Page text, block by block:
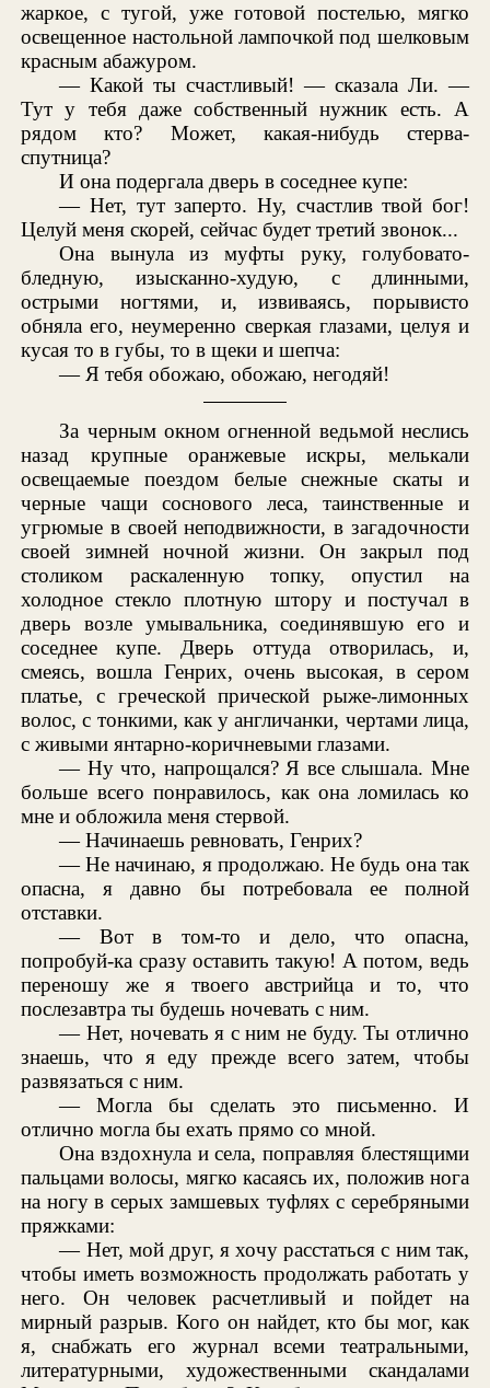
жаркое, с тугой, уже готовой постелью, мягко
освещенное настольной лампочкой под шелковым
красным абажуром.
— Какой ты счастливый! — сказала Ли. —
Тут у тебя даже собственный нужник есть. А
рядом кто? Может, какая-нибудь стерва-
спутница?
И она подергала дверь в соседнее купе:
— Нет, тут заперто. Ну, счастлив твой бог!
Целуй меня скорей, сейчас будет третий звонок...
Она вынула из муфты руку, голубовато-
бледную, изысканно-худую, с длинными,
острыми ногтями, и, извиваясь, порывисто
обняла его, неумеренно сверкая глазами, целуя и
кусая то в губы, то в щеки и шепча:
— Я тебя обожаю, обожаю, негодяй!
За черным окном огненной ведьмой неслись
назад крупные оранжевые искры, мелькали
освещаемые поездом белые снежные скаты и
черные чащи соснового леса, таинственные и
угрюмые в своей неподвижности, в загадочности
своей зимней ночной жизни. Он закрыл под
столиком раскаленную топку, опустил на
холодное стекло плотную штору и постучал в
дверь возле умывальника, соединявшую его и
соседнее купе. Дверь оттуда отворилась, и,
смеясь, вошла Генрих, очень высокая, в сером
платье, с греческой прической рыже-лимонных
волос, с тонкими, как у англичанки, чертами лица,
с живыми янтарно-коричневыми глазами.
— Ну что, напрощался? Я все слышала. Мне
больше всего понравилось, как она ломилась ко
мне и обложила меня стервой.
— Начинаешь ревновать, Генрих?
— Не начинаю, я продолжаю. Не будь она так
опасна, я давно бы потребовала ее полной
отставки.
— Вот в том-то и дело, что опасна,
попробуй-ка сразу оставить такую! А потом, ведь
переношу же я твоего австрийца и то, что
послезавтра ты будешь ночевать с ним.
— Нет, ночевать я с ним не буду. Ты отлично
знаешь, что я еду прежде всего затем, чтобы
развязаться с ним.
— Могла бы сделать это письменно. И
отлично могла бы ехать прямо со мной.
Она вздохнула и села, поправляя блестящими
пальцами волосы, мягко касаясь их, положив нога
на ногу в серых замшевых туфлях с серебряными
пряжками:
— Нет, мой друг, я хочу расстаться с ним так,
чтобы иметь возможность продолжать работать у
него. Он человек расчетливый и пойдет на
мирный разрыв. Кого он найдет, кто бы мог, как
я, снабжать его журнал всеми театральными,
литературными, художественными скандалами